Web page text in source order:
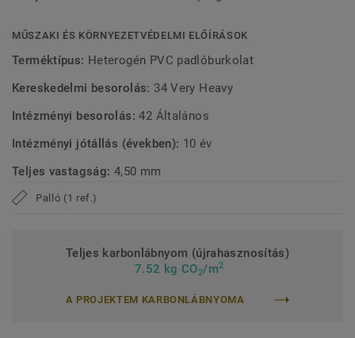
környezethez.
MŰSZAKI ÉS KÖRNYEZETVÉDELMI ELŐÍRÁSOK
Terméktípus: Heterogén PVC padlóburkolat
Kereskedelmi besorolás: 34 Very Heavy
Intézményi besorolás:42 Általános
Intézményi jótállás (években): 10 év
Teljes vastagság: 4,50 mm
Palló (1 ref.)
Teljes karbonlábnyom (újrahasznosítás)
7.52 kg CO2/m2
A PROJEKTEM KARBONLÁBNYOMA